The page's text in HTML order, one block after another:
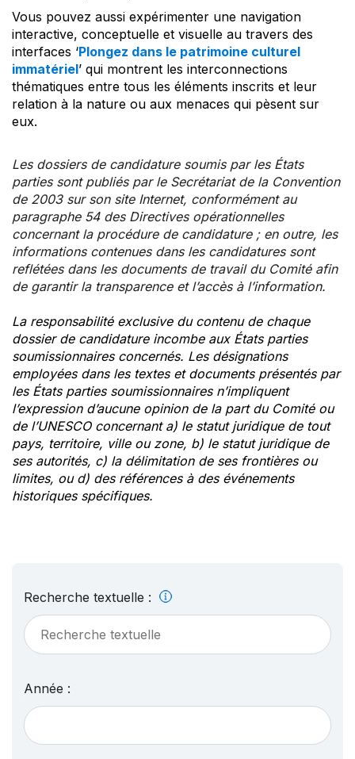
Vous pouvez aussi expérimenter une navigation
interactive, conceptuelle et visuelle au travers des
interfaces ‘Plongez dans le patrimoine culturel
immatériel’ qui montrent les interconnections
thématiques entre tous les éléments inscrits et leur
relation à la nature ou aux menaces qui pèsent sur
eux.
Les dossiers de candidature soumis par les États
parties sont publiés par le Secrétariat de la Convention
de 2003 sur son site Internet, conformément au
paragraphe 54 des Directives opérationnelles
concernant la procédure de candidature ; en outre, les
informations contenues dans les candidatures sont
reflétées dans les documents de travail du Comité afin
de garantir la transparence et l’accès à l’information.
La responsabilité exclusive du contenu de chaque
dossier de candidature incombe aux États parties
soumissionnaires concernés. Les désignations
employées dans les textes et documents présentés par
les États parties soumissionnaires n’impliquent
l’expression d’aucune opinion de la part du Comité ou
de l’UNESCO concernant a) le statut juridique de tout
pays, territoire, ville ou zone, b) le statut juridique de
ses autorités, c) la délimitation de ses frontières ou
limites, ou d) des références à des événements
historiques spécifiques.
Recherche textuelle :
Année :